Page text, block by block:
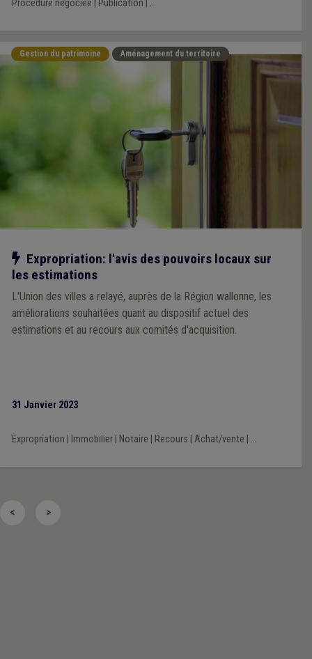
Procédure négociée
Publication ...
Gestion du patrimoine Aménagement du territoire
Notre action
Expropriation: l'avis des pouvoirs locaux sur
les estimations
L'Union des villes a relayé, auprès de la Région wallonne, les
améliorations souhaitées quant au dispositif actuel des
estimations et au recours aux comités d'acquisition.
31 Janvier 2023
Expropriation Immobilier| Notaire Recours Achat/vente ...
< >